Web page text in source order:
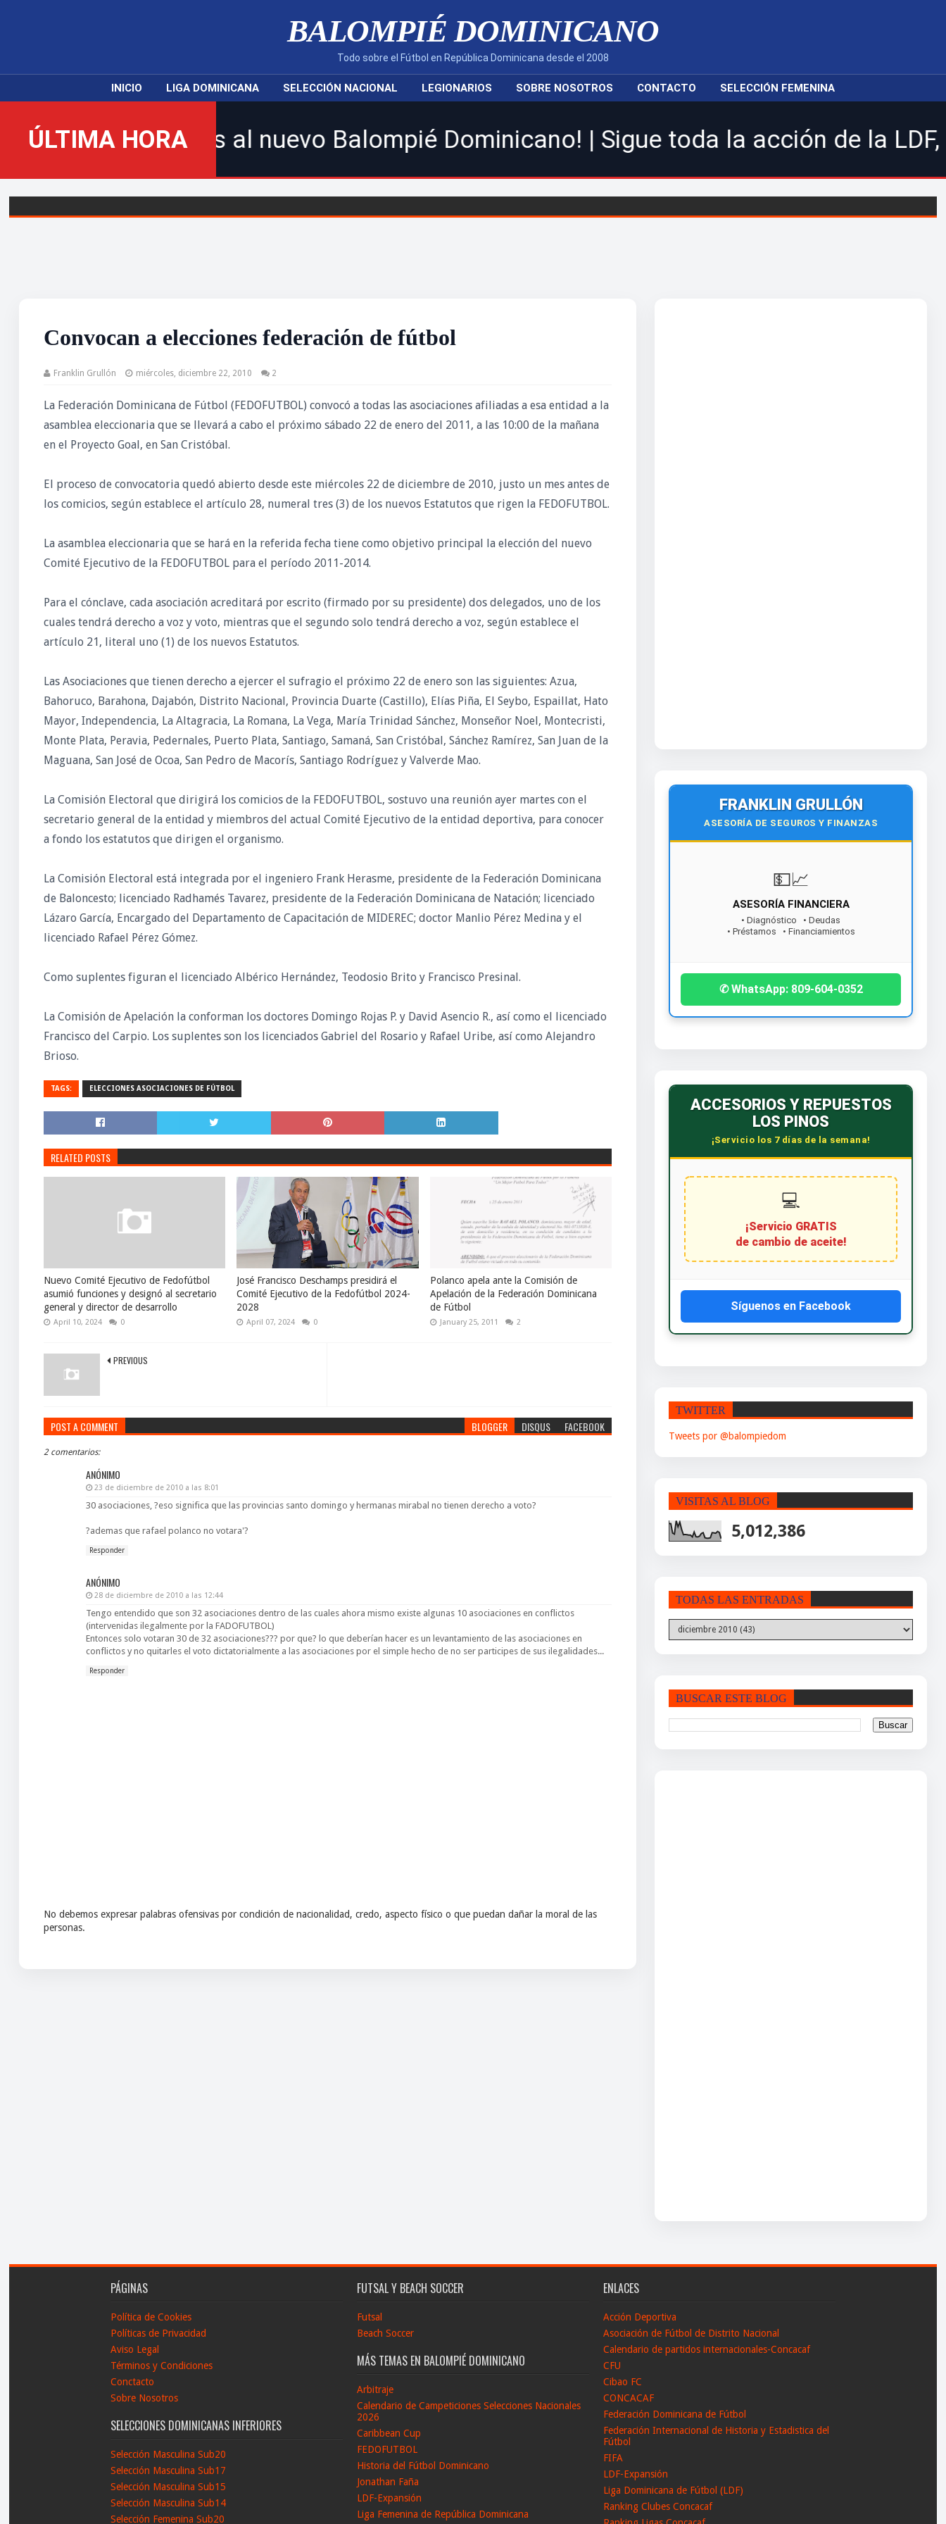
BALOMPIÉ DOMINICANO
Todo sobre el Fútbol en República Dominicana desde el 2008
INICIO LIGA DOMINICANA SELECCIÓN NACIONAL LEGIONARIOS SOBRE NOSOTROS CONTACTO SELECCIÓN FEMENINA
ÚLTIMA HORAal nuevo Balompié Dominicano! | Sigue toda la acción de la LDF,
Convocan a elecciones federación de fútbol
Franklin Grullón miércoles, diciembre 22, 2010 2
La Federación Dominicana de Fútbol (FEDOFUTBOL) convocó a todas las asociaciones afiliadas a esa entidad a la
asamblea eleccionaria que se llevará a cabo el próximo sábado 22 de enero del 2011, a las 10:00 de la mañana
en el Proyecto Goal, en San Cristóbal.
El proceso de convocatoria quedó abierto desde este miércoles 22 de diciembre de 2010, justo un mes antes de
los comicios, según establece el artículo 28, numeral tres (3) de los nuevos Estatutos que rigen la FEDOFUTBOL.
La asamblea eleccionaria que se hará en la referida fecha tiene como objetivo principal la elección del nuevo
Comité Ejecutivo de la FEDOFUTBOL para el período 2011-2014.
Para el cónclave, cada asociación acreditará por escrito (firmado por su presidente) dos delegados, uno de los
cuales tendrá derecho a voz y voto, mientras que el segundo solo tendrá derecho a voz, según establece el
artículo 21, literal uno (1) de los nuevos Estatutos.
Las Asociaciones que tienen derecho a ejercer el sufragio el próximo 22 de enero son las siguientes: Azua,
Bahoruco, Barahona, Dajabón, Distrito Nacional, Provincia Duarte (Castillo), Elías Piña, El Seybo, Espaillat, Hato
Mayor, Independencia, La Altagracia, La Romana, La Vega, María Trinidad Sánchez, Monseñor Noel, Montecristi,
Monte Plata, Peravia, Pedernales, Puerto Plata, Santiago, Samaná, San Cristóbal, Sánchez Ramírez, San Juan de la
Maguana, San José de Ocoa, San Pedro de Macorís, Santiago Rodríguez y Valverde Mao.
La Comisión Electoral que dirigirá los comicios de la FEDOFUTBOL, sostuvo una reunión ayer martes con el
secretario general de la entidad y miembros del actual Comité Ejecutivo de la entidad deportiva, para conocer
a fondo los estatutos que dirigen el organismo.
La Comisión Electoral está integrada por el ingeniero Frank Herasme, presidente de la Federación Dominicana
de Baloncesto; licenciado Radhamés Tavarez, presidente de la Federación Dominicana de Natación; licenciado
Lázaro García, Encargado del Departamento de Capacitación de MIDEREC; doctor Manlio Pérez Medina y el
licenciado Rafael Pérez Gómez.
Como suplentes figuran el licenciado Albérico Hernández, Teodosio Brito y Francisco Presinal.
La Comisión de Apelación la conforman los doctores Domingo Rojas P. y David Asencio R., así como el licenciado
Francisco del Carpio. Los suplentes son los licenciados Gabriel del Rosario y Rafael Uribe, así como Alejandro
Brioso.
TAGS: ELECCIONES ASOCIACIONES DE FÚTBOL
RELATED POSTS
Nuevo Comité Ejecutivo de Fedofútbol
asumió funciones y designó al secretario
general y director de desarrollo
April 10, 2024 0
José Francisco Deschamps presidirá el
Comité Ejecutivo de la Fedofútbol 2024-
2028
April 07, 2024 0
Polanco apela ante la Comisión de
Apelación de la Federación Dominicana
de Fútbol
January 25, 2011 2
PREVIOUS
POST A COMMENT BLOGGER DISQUS FACEBOOK
2 comentarios:
ANÓNIMO
23 de diciembre de 2010 a las 8:01
30 asociaciones, ?eso significa que las provincias santo domingo y hermanas mirabal no tienen derecho a voto?
?ademas que rafael polanco no votara'?
Responder
ANÓNIMO
28 de diciembre de 2010 a las 12:44
Tengo entendido que son 32 asociaciones dentro de las cuales ahora mismo existe algunas 10 asociaciones en conflictos
(intervenidas ilegalmente por la FADOFUTBOL)
Entonces solo votaran 30 de 32 asociaciones??? por que? lo que deberían hacer es un levantamiento de las asociaciones en
conflictos y no quitarles el voto dictatorialmente a las asociaciones por el simple hecho de no ser participes de sus ilegalidades...
Responder
No debemos expresar palabras ofensivas por condición de nacionalidad, credo, aspecto físico o que puedan dañar la moral de las
personas.
FRANKLIN GRULLÓN
ASESORÍA DE SEGUROS Y FINANZAS
💵📈
ASESORÍA FINANCIERA
• Diagnóstico • Deudas
• Préstamos • Financiamientos
¡Contáctanos hoy!
✆ WhatsApp: 809-604-0352
ACCESORIOS Y REPUESTOS
LOS PINOS
¡Servicio los 7 días de la semana!
💻
¡Servicio GRATIS
de cambio de aceite!
Síguenos en Facebook
TWITTER
Tweets por @balompiedom
VISITAS AL BLOG
5,012,386
TODAS LAS ENTRADAS
BUSCAR ESTE BLOG
PÁGINAS
Política de Cookies
Políticas de Privacidad
Aviso Legal
Términos y Condiciones
Conctacto
Sobre Nosotros
SELECCIONES DOMINICANAS INFERIORES
Selección Masculina Sub20
Selección Masculina Sub17
Selección Masculina Sub15
Selección Masculina Sub14
Selección Femenina Sub20
FUTSAL Y BEACH SOCCER
Futsal
Beach Soccer
MÁS TEMAS EN BALOMPIÉ DOMINICANO
Arbitraje
Calendario de Campeticiones Selecciones Nacionales
2026
Caribbean Cup
FEDOFUTBOL
Historia del Fútbol Dominicano
Jonathan Faña
LDF-Expansión
Liga Femenina de República Dominicana
ENLACES
Acción Deportiva
Asociación de Fútbol de Distrito Nacional
Calendario de partidos internacionales-Concacaf
CFU
Cibao FC
CONCACAF
Federación Dominicana de Fútbol
Federación Internacional de Historia y Estadistica del
Fútbol
FIFA
LDF-Expansión
Liga Dominicana de Fútbol (LDF)
Ranking Clubes Concacaf